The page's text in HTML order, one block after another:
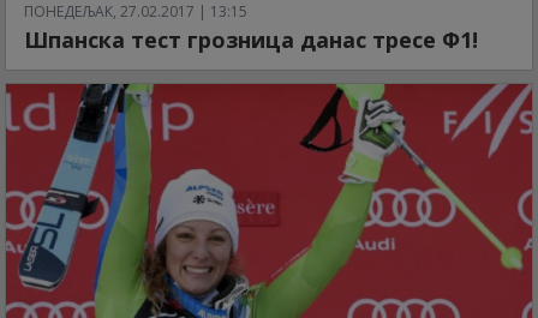
ПОНЕДЕЉАК, 27.02.2017 | 13:15
Шпанска тест грозница данас тресе Ф1!